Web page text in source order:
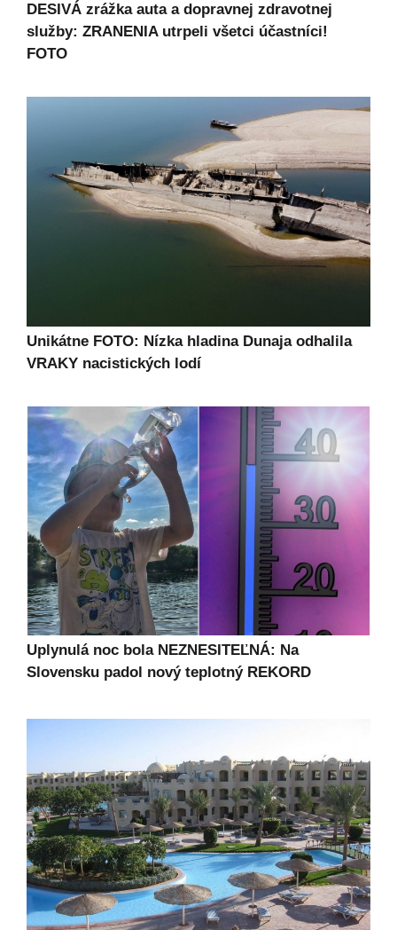
DESIVÁ zrážka auta a dopravnej zdravotnej
služby: ZRANENIA utrpeli všetci účastníci!
FOTO
Unikátne FOTO: Nízka hladina Dunaja odhalila
VRAKY nacistických lodí
Uplynulá noc bola NEZNESITEĽNÁ: Na
Slovensku padol nový teplotný REKORD